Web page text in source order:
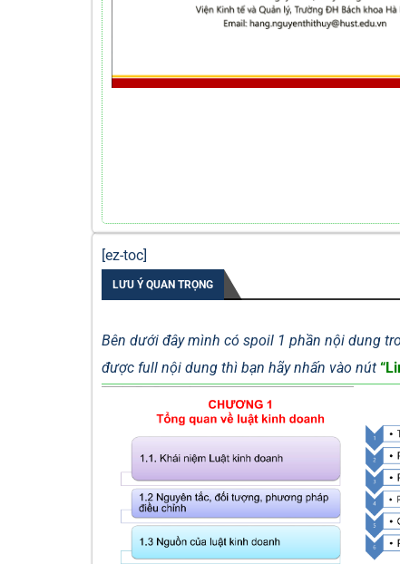
[ez-toc]
LƯU Ý QUAN TRỌNG
Bên dưới đây mình có spoil 1 phần nội dung
được full nội dung thì bạn hãy nhấn vào nút